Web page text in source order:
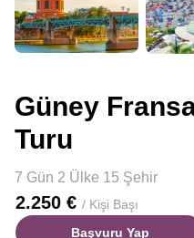
Güney
Turu
7 Gün 2 Ülke 15 Şehir
2.250 € / Kişi Başı
Başvuru Yap